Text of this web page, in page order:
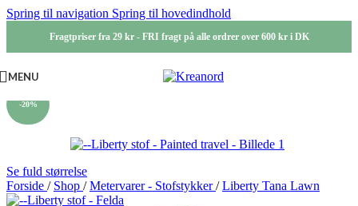
Spring til navigation Spring til hovedindhold
Fragtpriser fra 29 kr - FRI fragt på alle ordrer over 600 kr i DK
MENU
-20%
Se fuld størrelse
Forside / Shop / Metervarer - Stofstykker/ Liberty Tana Lawn